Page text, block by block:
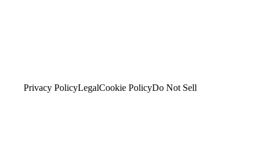
Privacy PolicyLegalCookie PolicyDo Not Sell